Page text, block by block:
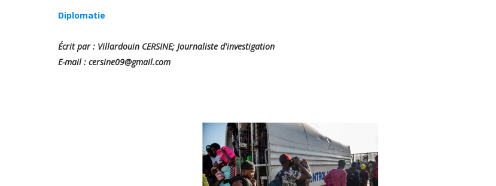
Diplomatie
Écrit par : Villardouin CERSINE; Journaliste d'investigation
E-mail : cersine09@gmail.com